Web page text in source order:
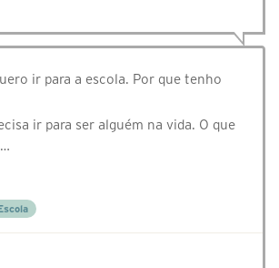
ir para a escola. Por que tenho
ir para ser alguém na vida. O que
Escola